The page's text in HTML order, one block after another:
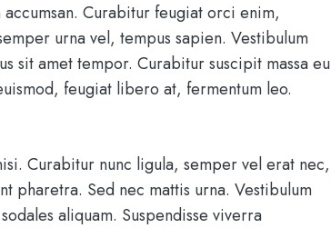
Curabitur feugiat orci enim,
urna vel, tempus sapien. Vestibulum
sit amet tempor. Curabitur suscipit massa eu
feugiat libero at, fermentum leo.
Curabitur nunc ligula, semper vel erat nec,
pharetra. Sed nec mattis urna. Vestibulum
aliquam. Suspendisse viverra